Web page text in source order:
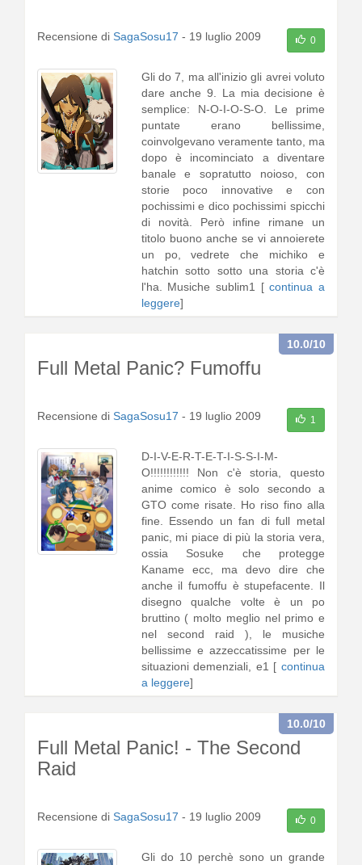
Recensione di SagaSosu17 - 19 luglio 2009 0
Gli do 7, ma all'inizio gli avrei voluto
dare anche 9. La mia decisione è
semplice: N-O-I-O-S-O. Le prime
puntate erano bellissime,
coinvolgevano veramente tanto, ma
dopo è incominciato a diventare
banale e sopratutto noioso, con
storie poco innovative e con
pochissimi e dico pochissimi spicchi
di novità. Però infine rimane un
titolo buono anche se vi annoierete
un po, vedrete che michiko e
hatchin sotto sotto una storia c'è
l'ha. Musiche sublim1 [continua a
leggere]
Full Metal Panic? Fumoffu
10.0/10
Recensione di SagaSosu17 - 19 luglio 2009 1
D-I-V-E-R-T-E-T-I-S-S-I-M-
O!!!!!!!!!!!! Non c'è storia, questo
anime comico è solo secondo a
GTO come risate. Ho riso fino alla
fine. Essendo un fan di full metal
panic, mi piace di più la storia vera,
ossia Sosuke che protegge
Kaname ecc, ma devo dire che
anche il fumoffu è stupefacente. Il
disegno qualche volte è un po
bruttino ( molto meglio nel primo e
nel second raid ), le musiche
bellissime e azzeccatissime per le
situazioni demenziali, e1 [ continua
a leggere]
Full Metal Panic! - The Second
Raid
10.0/10
Recensione di SagaSosu17 - 19 luglio 2009 0
Gli do 10 perchè sono un grande